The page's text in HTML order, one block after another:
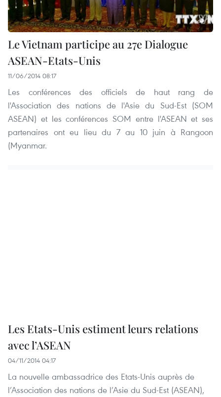
Le Vietnam participe au 27e Dialogue
ASEAN-Etats-Unis
11/06/2014 08:17
Les conférences des officiels de haut rang de
l'Association des nations de l'Asie du Sud-Est (SOM
ASEAN) et les conférences SOM entre l'ASEAN et ses
partenaires ont eu lieu du 7 au 10 juin à Rangoon
(Myanmar.
Les Etats-Unis estiment leurs relations
avec l’ASEAN
04/11/2014 04:17
La nouvelle ambassadrice des Etats-Unis auprès de
l’Association des nations de l’Asie du Sud-Est (ASEAN),